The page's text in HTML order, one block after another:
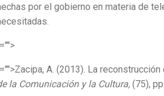
por el gobierno en materia de
A. (2013). La
la Comunicación y la Cultura, (75),